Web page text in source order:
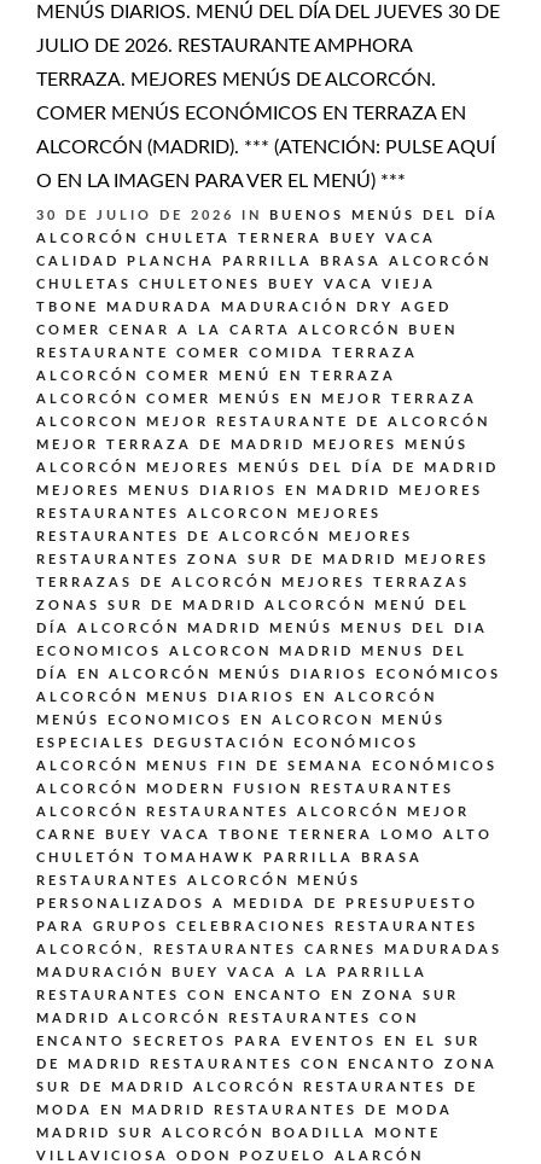
MENÚS DIARIOS. MENÚ DEL DÍA DEL JUEVES 30 DE
JULIO DE 2026. RESTAURANTE AMPHORA
TERRAZA. MEJORES MENÚS DE ALCORCÓN.
COMER MENÚS ECONÓMICOS EN TERRAZA EN
ALCORCÓN (MADRID). *** (ATENCIÓN: PULSE AQUÍ
O EN LA IMAGEN PARA VER EL MENÚ) ***
30 DE JULIO DE 2026 IN
BUENOS MENÚS DEL DÍA
ALCORCÓN
CHULETA TERNERA BUEY VACA
CALIDAD PLANCHA PARRILLA BRASA ALCORCÓN
CHULETAS CHULETONES BUEY VACA VIEJA
TBONE MADURADA MADURACIÓN DRY AGED
COMER CENAR A LA CARTA ALCORCÓN BUEN
RESTAURANTE
COMER COMIDA TERRAZA
ALCORCÓN
COMER MENÚ EN TERRAZA
ALCORCÓN
COMER MENÚS EN MEJOR TERRAZA
ALCORCON
MEJOR RESTAURANTE DE ALCORCÓN
MEJOR TERRAZA DE MADRID
MEJORES MENÚS
ALCORCÓN
MEJORES MENÚS DEL DÍA DE MADRID
MEJORES MENUS DIARIOS EN MADRID
MEJORES
RESTAURANTES ALCORCON
MEJORES
RESTAURANTES DE ALCORCÓN
MEJORES
RESTAURANTES ZONA SUR DE MADRID
MEJORES
TERRAZAS DE ALCORCÓN
MEJORES TERRAZAS
ZONAS SUR DE MADRID ALCORCÓN
MENÚ DEL
DÍA ALCORCÓN MADRID
MENÚS
MENUS DEL DIA
ECONOMICOS ALCORCON MADRID
MENUS DEL
DÍA EN ALCORCÓN
MENÚS DIARIOS ECONÓMICOS
ALCORCÓN
MENUS DIARIOS EN ALCORCÓN
MENÚS ECONOMICOS EN ALCORCON
MENÚS
ESPECIALES DEGUSTACIÓN ECONÓMICOS
ALCORCÓN
MENUS FIN DE SEMANA ECONÓMICOS
ALCORCÓN
MODERN FUSION
RESTAURANTES
ALCORCÓN
RESTAURANTES ALCORCÓN MEJOR
CARNE BUEY VACA TBONE TERNERA LOMO ALTO
CHULETÓN TOMAHAWK PARRILLA BRASA
RESTAURANTES ALCORCÓN MENÚS
PERSONALIZADOS A MEDIDA DE PRESUPUESTO
PARA GRUPOS CELEBRACIONES
RESTAURANTES
ALCORCÓN,
RESTAURANTES CARNES MADURADAS
MADURACIÓN BUEY VACA A LA PARRILLA
RESTAURANTES CON ENCANTO EN ZONA SUR
MADRID ALCORCÓN
RESTAURANTES CON
ENCANTO SECRETOS PARA EVENTOS EN EL SUR
DE MADRID
RESTAURANTES CON ENCANTO ZONA
SUR DE MADRID ALCORCÓN
RESTAURANTES DE
MODA EN MADRID
RESTAURANTES DE MODA
MADRID SUR ALCORCÓN BOADILLA MONTE
VILLAVICIOSA ODON POZUELO ALARCÓN